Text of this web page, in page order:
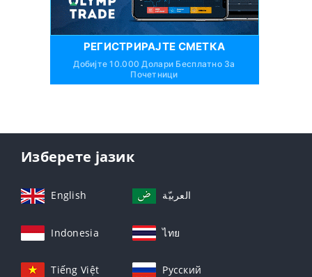
РЕГИСТРИРАЈТЕ СМЕТКА
Добијте 10.000 Долари Бесплатно За
Почетници
Изберете јазик
English العربيّة
Indonesia ไทย
Tiếng Việt Русский